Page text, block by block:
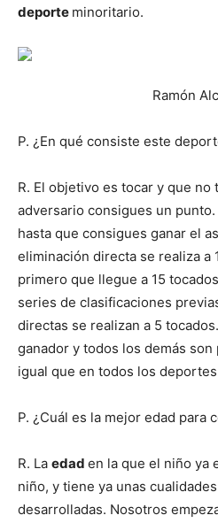
deporte minoritario.
Ramón
P. ¿En qué consiste este
R. El objetivo es tocar y que no
adversario consigues un
hasta que consigues ganar el
eliminación directa se realiza a
primero que llegue a 15
series de clasificaciones
directas se realizan a 5
ganador y todos los demás
igual que en todos los
P. ¿Cuál es la mejor edad para
R. La edad en la que el niño ya
niño, y tiene ya unas
desarrolladas. Nosotros